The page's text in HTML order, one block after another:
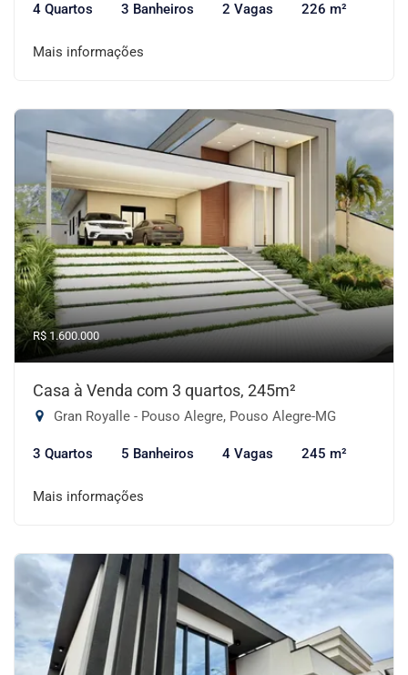
4 Quartos 3 Banheiros 2 Vagas 226 m²
Mais informações
R$ 1.600.000
Casa à Venda com 3 quartos, 245m²
Gran Royalle - Pouso Alegre, Pouso Alegre-MG
3 Quartos 5 Banheiros 4 Vagas 245 m²
Mais informações